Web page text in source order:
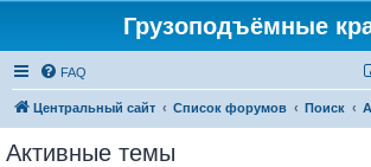
Грузоподъёмные
FAQ
Центральный сайт Список форумов Поиск
Активные темы